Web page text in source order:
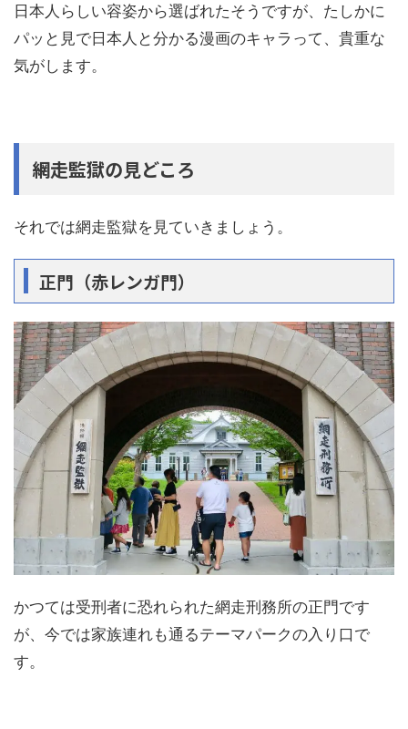
日本人らしい容姿から選ばれたそうですが、たしかに
パッと見で日本人と分かる漫画のキャラって、貴重な
気がします。
網走監獄の見どころ
それでは網走監獄を見ていきましょう。
正門（赤レンガ門）
かつては受刑者に恐れられた網走刑務所の正門です
が、今では家族連れも通るテーマパークの入り口で
す。